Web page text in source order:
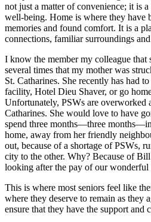
not just a matter of convenience; it is
well-being. Home is where they have
memories and found comfort. It is a
connections, familiar surroundings
I know the member my colleague that
several times that my mother was
St. Catharines. She recently has had
facility, Hotel Dieu Shaver, or go
Unfortunately, PSWs are overworked
Catharines. She would love to have
spend three months—three
home, away from her friendly
out, because of a shortage of PSWs,
city to the other. Why? Because of
looking after the pay of our wonderful
This is where most seniors feel like
where they deserve to remain as they
ensure that they have the support and